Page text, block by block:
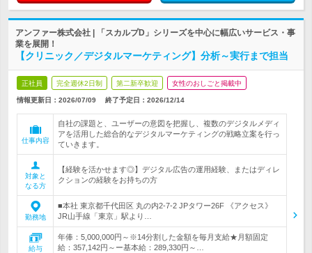
アンファー株式会社 | 「スカルプD」シリーズを中心に幅広いサービス・事
業を展開！
【クリニック／デジタルマーケティング】分析～実行まで担当
正社員 完全週休2日制 第二新卒歓迎 女性のおしごと掲載中
情報更新日：2026/07/09 終了予定日： 2026/12/14
仕事内容
自社の課題と、ユーザーの意図を把握し、複数のデジタルメディ
アを活用した総合的なデジタルマーケティングの戦略立案を行っ
ていきます。
対象と
なる方
【経験を活かせます◎】デジタル広告の運用経験、またはディレ
クションの経験をお持ちの方
勤務地
■本社 東京都千代田区 丸の内2-7-2 JPタワー26F 《アクセス》
JR山手線「東京」駅より…
給与
年俸：5,000,000円～※14分割した金額を毎月支給★月額固定
給：357,142円～ー基本給：289,330円～…